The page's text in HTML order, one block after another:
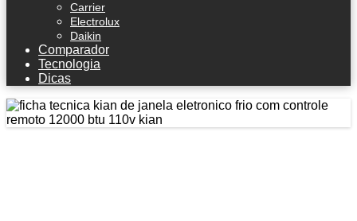
Carrier
Electrolux
Daikin
Comparador
Tecnologia
Dicas